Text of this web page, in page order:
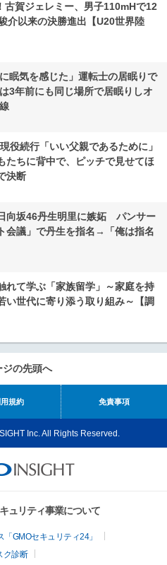
古賀ジェレミー、男子110mHで12
介以来の決勝進出【U20世界陸
眠気を感じた」運転士の居眠りで
3年前にも同じ場所で居眠りしオ
役続行「いい父親であるために」
たちに背中で、ピッチで見せてほ
決断
向坂46丹生明里に嫉妬 パンサー
会議」で丹生を指名→「俺は指名
れて学ぶ「家族留学」～家庭を持
い世代に寄り添う取り組み～【調
ジの先頭へ
規約 免責事項
Inc. All Rights Reserved.
ュリティ事業について
GMOセキュリティ24」
ク診断